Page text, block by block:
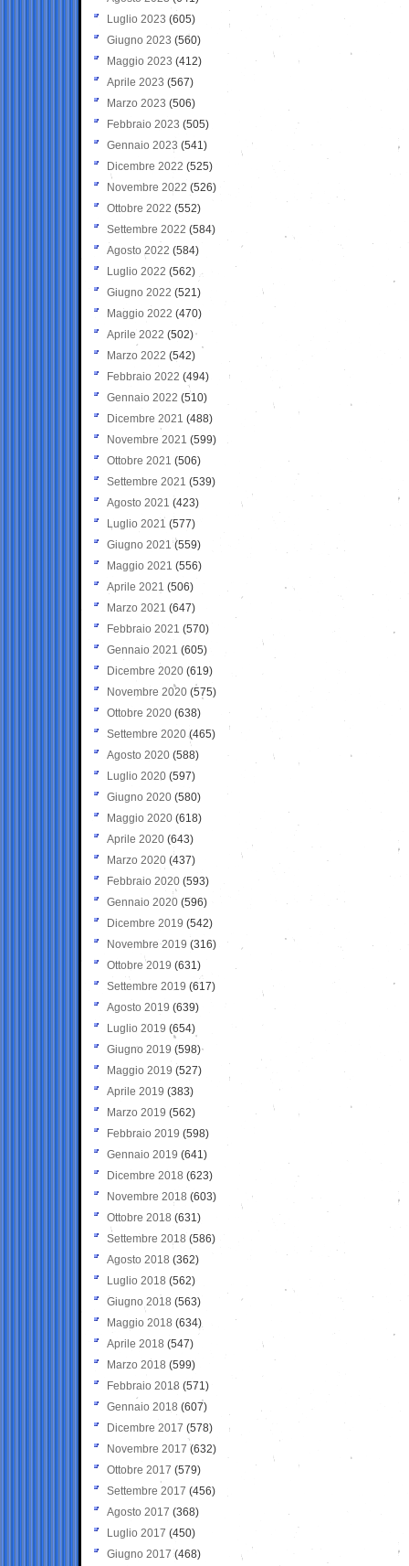
Luglio 2023 (605)
Giugno 2023 (560)
Maggio 2023 (412)
Aprile 2023 (567)
Marzo 2023 (506)
Febbraio 2023 (505)
Gennaio 2023 (541)
Dicembre 2022 (525)
Novembre 2022 (526)
Ottobre 2022 (552)
Settembre 2022 (584)
Agosto 2022 (584)
Luglio 2022 (562)
Giugno 2022 (521)
Maggio 2022 (470)
Aprile 2022 (502)
Marzo 2022 (542)
Febbraio 2022 (494)
Gennaio 2022 (510)
Dicembre 2021 (488)
Novembre 2021 (599)
Ottobre 2021 (506)
Settembre 2021 (539)
Agosto 2021 (423)
Luglio 2021 (577)
Giugno 2021(559)
Maggio 2021 (556)
Aprile 2021 (506)
Marzo 2021 (647)
Febbraio 2021 (570)
Gennaio 2021 (605)
Dicembre 2020 (619)
Novembre 2020 (575)
Ottobre 2020 (638)
Settembre 2020(465)
Agosto 2020 (588)
Luglio 2020 (597)
Giugno 2020 (580)
Maggio 2020 (618)
Aprile 2020 (643)
Marzo 2020 (437)
Febbraio 2020 (593)
Gennaio 2020 (596)
Dicembre 2019 (542)
Novembre 2019 (316)
Ottobre 2019 (631)
Settembre 2019 (617)
Agosto 2019 (639)
Luglio 2019 (654)
Giugno 2019 (598)
Maggio 2019 (527)
Aprile 2019 (383)
Marzo 2019 (562)
Febbraio 2019 (598)
Gennaio 2019 (641)
Dicembre 2018 (623)
Novembre 2018 (603)
Ottobre 2018 (631)
Settembre 2018 (586)
Agosto 2018 (362)
Luglio 2018 (562)
Giugno 2018 (563)
Maggio 2018 (634)
Aprile 2018 (547)
Marzo 2018 (599)
Febbraio 2018 (571)
Gennaio 2018 (607)
Dicembre 2017 (578)
Novembre 2017 (632)
Ottobre 2017 (579)
Settembre 2017 (456)
Agosto 2017 (368)
Luglio 2017 (450)
Giugno 2017 (468)